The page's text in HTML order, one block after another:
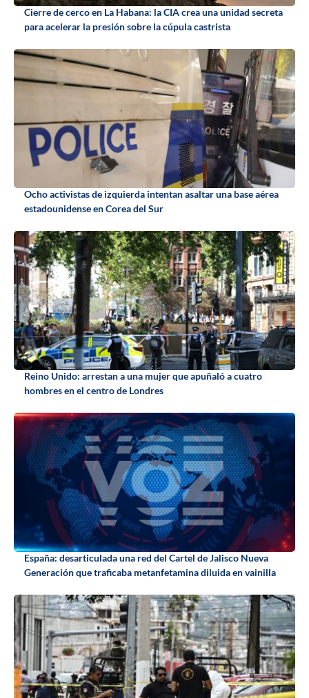
Cierre de cerco en La Habana: la CIA crea una unidad secreta
para acelerar la presión sobre la cúpula castrista
Ocho activistas de izquierda intentan asaltar una base aérea
estadounidense en Corea del Sur
Reino Unido: arrestan a una mujer que apuñaló a cuatro
hombres en el centro de Londres
España: desarticulada una red del Cartel de Jalisco Nueva
Generación que traficaba metanfetamina diluida en vainilla